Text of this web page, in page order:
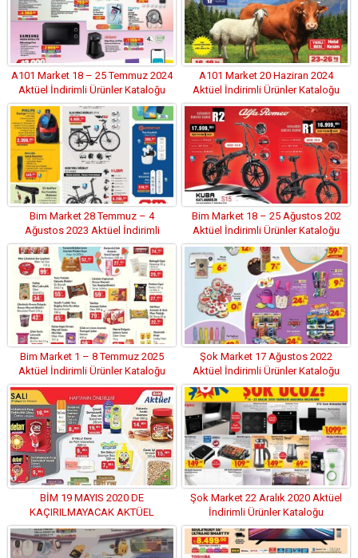
A101 Market 18 – 25 Temmuz 2024
Aktüel İndirimli Ürünler Kataloğu
A101 Market 20 Haziran 2024
Aktüel İndirimli Ürünler Kataloğu
Bim Market 28 Temmuz – 4
Ağustos 2023 Aktüel İndirimli
Ürünler Kataloğu
Bim Market 18 – 25 Ağustos 202
Aktüel İndirimli Ürünler Kataloğu
Bim Market 1 – 8 Temmuz 2025
Aktüel İndirimli Ürünler Kataloğu
Şok Market 17 Ağustos 2022
Aktüel İndirimli Ürünler Kataloğu
BİM 19 MAYIS 2020 DE
KAÇIRILMAYACAK AKTÜEL
İNDİRİMLERİ
Şok Market 22 Aralık 2020 Aktüel
İndirimli Ürünler Kataloğu